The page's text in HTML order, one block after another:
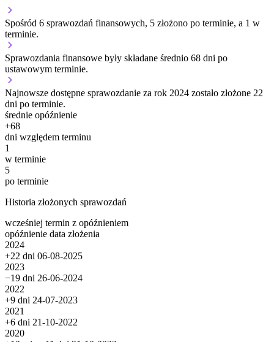
Spośród 6 sprawozdań finansowych, 5 złożono po terminie, a 1 w
terminie.
Sprawozdania finansowe były składane średnio 68 dni po
ustawowym terminie.
Najnowsze dostępne sprawozdanie za rok 2024 zostało złożone 22
dni po terminie.
średnie opóźnienie
+68
dni względem terminu
1
w terminie
5
po terminie
Historia złożonych sprawozdań
wcześniej termin z opóźnieniem
opóźnienie data złożenia
2024
+22 dni 06-08-2025
2023
−19 dni 26-06-2024
2022
+9 dni 24-07-2023
2021
+6 dni 21-10-2022
2020